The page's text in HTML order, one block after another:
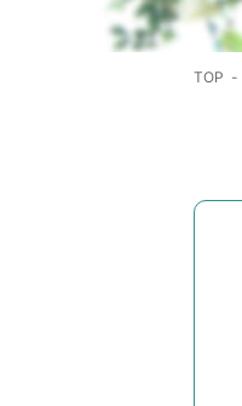
TOP